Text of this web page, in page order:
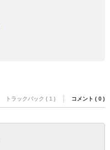
トラックバック ( 1 ) コメント ( 0 )